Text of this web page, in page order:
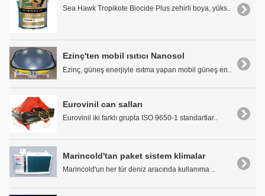
Sea Hawk Tropikote Biocide Plus zehirli boya, yüks..
Ezinç'ten mobil ısıtıcı Nanosol
Ezinç, güneş enerjiyle ısıtma yapan mobil güneş en..
Eurovinil can salları
Eurovinil iki farklı grupta ISO 9650-1 standartlar..
Marincold'tan paket sistem klimalar
Marincold'un her tür deniz aracında kullanıma ..